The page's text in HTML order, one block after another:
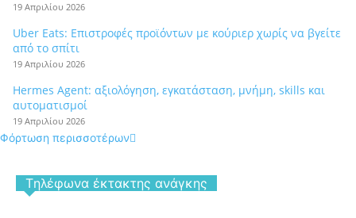
19 Απριλίου 2026
Uber Eats: Επιστροφές προϊόντων με κούριερ χωρίς να βγείτε
από το σπίτι
19 Απριλίου 2026
Hermes Agent: αξιολόγηση, εγκατάσταση, μνήμη, skills και
αυτοματισμοί
19 Απριλίου 2026
Φόρτωση περισσοτέρων
Tηλέφωνα έκτακτης ανάγκης